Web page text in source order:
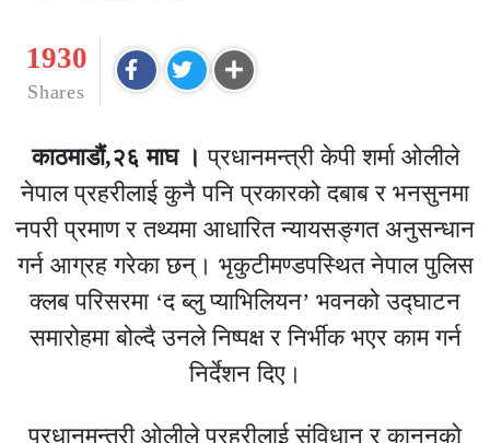
1930
Shares
काठमाडाैं,२६ माघ । प्रधानमन्त्री केपी शर्मा ओलीले
नेपाल प्रहरीलाई कुनै पनि प्रकारको दबाब र भनसुनमा
नपरी प्रमाण र तथ्यमा आधारित न्यायसङ्गत अनुसन्धान
गर्न आग्रह गरेका छन्। भृकुटीमण्डपस्थित नेपाल पुलिस
क्लब परिसरमा ‘द ब्लु प्याभिलियन’ भवनको उद्घाटन
समारोहमा बोल्दै उनले निष्पक्ष र निर्भीक भएर काम गर्न
निर्देशन दिए।
प्रधानमन्त्री ओलीले प्रहरीलाई संविधान र कानुनको